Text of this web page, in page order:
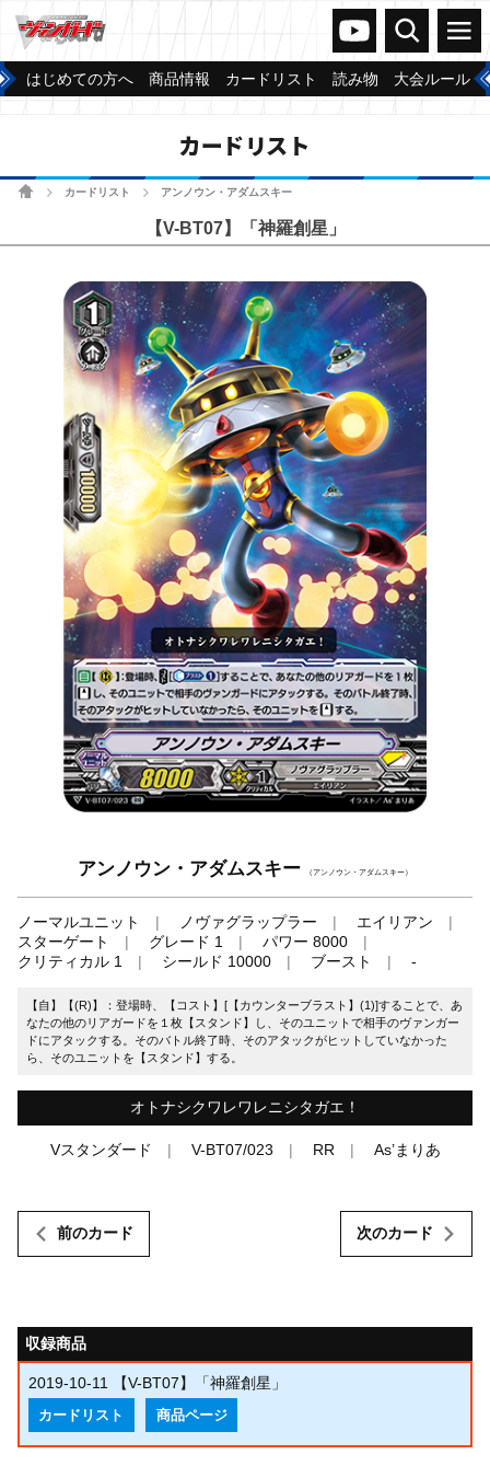
ヴァンガードch
検索 メニュー
はじめての方へ 商品情報 カードリスト 読み物 大会ルール
カードリスト
ホームカードリスト アンノウン・アダムスキー
【V-BT07】「神羅創星」
アンノウン・アダムスキー （アンノウン・アダムスキー）
ノーマルユニット ノヴァグラップラー
エイリアン
スターゲート
グレード 1
パワー 8000
クリティカル 1
シールド 10000 ブースト -
【自】【(R)】：登場時、【コスト】[【カウンターブラスト】(1)]することで、あ
なたの他のリアガードを１枚【スタンド】し、そのユニットで相手のヴァンガー
ドにアタックする。そのバトル終了時、そのアタックがヒットしていなかった
ら、そのユニットを【スタンド】する。
オトナシクワレワレニシタガエ！
Vスタンダード V-BT07/023 RR As’まりあ
前のカード 次のカード
収録商品
2019-10-11 【V-BT07】「神羅創星」
カードリスト 商品ページ